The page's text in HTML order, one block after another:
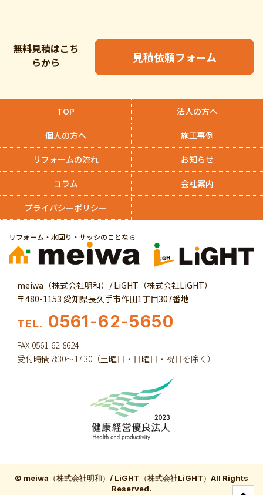
無料見積はこち
らから
見積依頼フォーム
リフォーム・水回り・サッシのことなら
meiwa（株式会社明和）/ LiGHT（株式会社LiGHT）
〒480-1153 愛知県長久手市作田1丁目307番地
TEL. 0561-62-5650
FAX.0561-62-8624
受付時間 8:30～17:30（土曜日・日曜日・祝日を除く）
TOP 法人の方へ
個人の方へ 施工事例
リフォームの流れ お知らせ
コラム 会社案内
プライバシーポリシー
© meiwa（株式会社明和）/ LiGHT（株式会社LiGHT）All Rights
Reserved.